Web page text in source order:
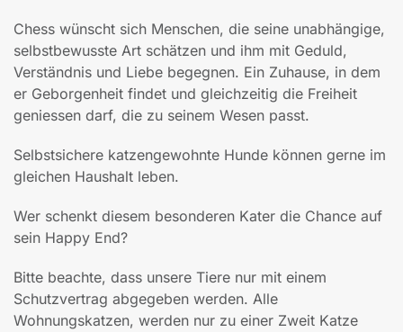
Chess wünscht sich Menschen, die seine unabhängige,
selbstbewusste Art schätzen und ihm mit Geduld,
Verständnis und Liebe begegnen. Ein Zuhause, in dem
er Geborgenheit findet und gleichzeitig die Freiheit
geniessen darf, die zu seinem Wesen passt.
Selbstsichere katzengewohnte Hunde können gerne im
gleichen Haushalt leben.
Wer schenkt diesem besonderen Kater die Chance auf
sein Happy End?
Bitte beachte, dass unsere Tiere nur mit einem
Schutzvertrag abgegeben werden. Alle
Wohnungskatzen, werden nur zu einer Zweit Katze